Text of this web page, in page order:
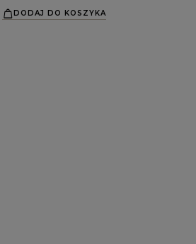
DODAJ DO KOSZYKA